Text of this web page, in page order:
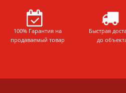
100% Гарантия на
продаваемый товар
Быстрая
до